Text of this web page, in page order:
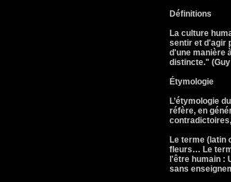
Définitions
La culture
sentir et d'agir
d'une manière
distincte." (Guy
Étymologie
L’étymologie
réfère, en
Le terme (latin
fleurs… Le
l'être humain :
sans